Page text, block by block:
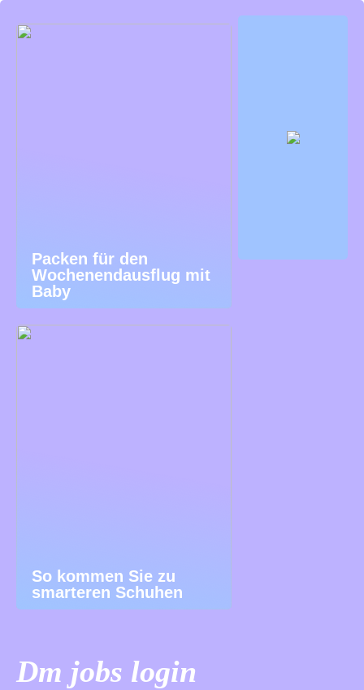
Packen für den
Wochenendausflug mit
Baby
So kommen Sie zu
smarteren Schuhen
Dm jobs login